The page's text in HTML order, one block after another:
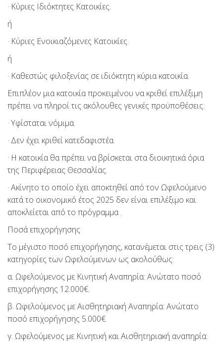
· Κύριες Ιδιόκτητες Κατοικίες.
ή
· Κύριες Ενοικιαζόμενες Κατοικίες.
ή
· Καθεστώς φιλοξενίας σε ιδιόκτητη κύρια κατοικία.
Επιπλέον μια κατοικία προκειμένου να κριθεί επιλέξιμη
πρέπει να πληροί τις ακόλουθες γενικές προϋποθέσεις:
· Υφίσταται νόμιμα.
· Δεν έχει κριθεί κατεδαφιστέα.
· Η κατοικία θα πρέπει να βρίσκεται στα διοικητικά όρια
της Περιφέρειας Θεσσαλίας.
· Ακίνητο το οποίο έχει αποκτηθεί από τον Ωφελούμενο
κατά το οικονομικό έτος 2025 δεν είναι επιλέξιμο και
αποκλείεται από το πρόγραμμα .
Ποσά επιχορήγησης
Το μέγιστο ποσό επιχορήγησης, κατανέμεται στις τρεις (3)
κατηγορίες των Ωφελούμενων ως ακολούθως:
α. Ωφελούμενος με Κινητική Αναπηρία: Ανώτατο ποσό
επιχορήγησης 12.000€.
β. Ωφελούμενος με Αισθητηριακή Αναπηρία: Ανώτατο
ποσό επιχορήγησης 5.000€.
γ. Ωφελούμενος με Κινητική και Αισθητηριακή αναπηρία: